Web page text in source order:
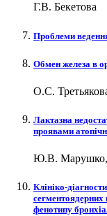
Г.В. Бекетова
Проблеми
Обмен железа в
О.С.
Лактазна
проявами
Ю.В. Марушко,
Клініко-
сегментоядерних
фенотипу